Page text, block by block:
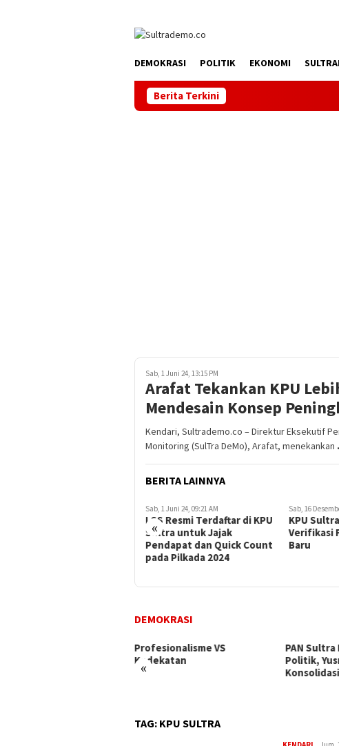
DEMOKRASI POLITIK EKONOMI
Berita Terkini Bupati
Sab, 1 Juni 24, 13:15 PM
Arafat Tekankan KPU
Mendesain Konsep
Kendari, Sultrademo.co – Direktur Eksekutif
Monitoring (SulTra DeMo), Arafat, menekankan
BERITA LAINNYA
«
Sab, 16 Desember 17, 16:29 PM
KPU Sultra Lakukan
Verifikasi Faktual 2 Parpol
Baru
Sab, 1 Juni 24,
SulTra
Resmi
dari KPU
DEMOKRASI
«
PAN Sultra Panaskan Mesin
Politik, Yusran Akbar Fokus
Konsolidasi Internal
Buntut
Tempo,
NasDem
TAG: KPU SULTRA